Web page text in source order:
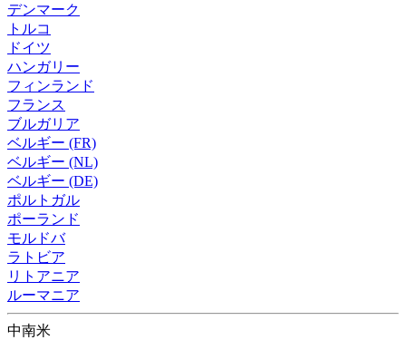
デンマーク
トルコ
ドイツ
ハンガリー
フィンランド
フランス
ブルガリア
ベルギー (FR)
ベルギー (NL)
ベルギー (DE)
ポルトガル
ポーランド
モルドバ
ラトビア
リトアニア
ルーマニア
中南米